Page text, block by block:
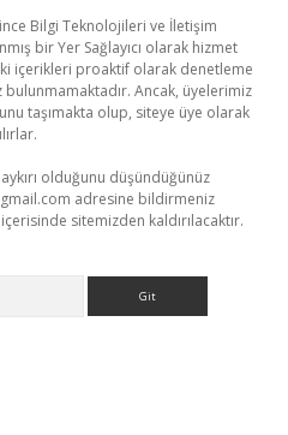
Bilgi Teknolojileri ve İletişim
bir Yer Sağlayıcı olarak hizmet
içerikleri proaktif olarak denetleme
Ancak, üyelerimiz
taşımakta olup, siteye üye olarak
olduğunu düşündüğünüz
adresine bildirmeniz
sitemizden kaldırılacaktır.